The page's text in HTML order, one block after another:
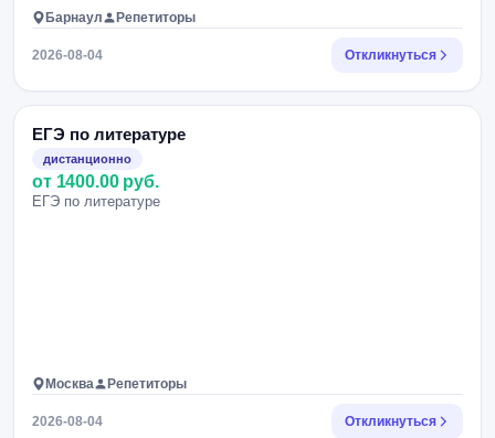
Барнаул Репетиторы
2026-08-04 Откликнуться
ЕГЭ по литературе
дистанционно
от 1400.00 руб.
ЕГЭ по литературе
Москва Репетиторы
2026-08-04 Откликнуться